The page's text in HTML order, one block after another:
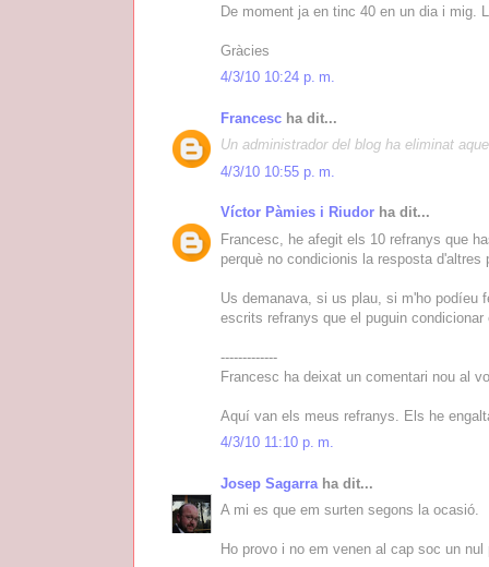
De moment ja en tinc 40 en un dia i mig.
Gràcies
4/3/10 10:24 p. m.
Francesc ha dit...
Un administrador del blog ha eliminat
4/3/10 10:55 p. m.
Víctor Pàmies i Riudor ha dit...
Francesc, he afegit els 10 refranys que
perquè no condicionis la resposta d'altres
Us demanava, si us plau, si m'ho podíeu
escrits refranys que el puguin condicionar
-------------
Francesc ha deixat un comentari nou al
Aquí van els meus refranys. Els he
4/3/10 11:10 p. m.
Josep Sagarra ha dit...
A mi es que em surten segons la ocasió.
Ho provo i no em venen al cap soc un